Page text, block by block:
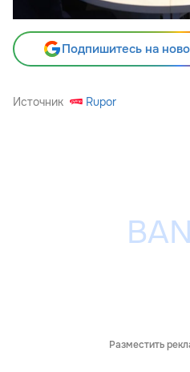
Подпишитесь на
Источник Rupor
Разместить